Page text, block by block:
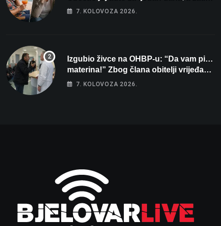
izmišljao opravdanja
7. KOLOVOZA 2026.
Izgubio živce na OHBP-u: “Da vam pi…
materina!” Zbog člana obitelji vrijeđao i
vikao na djelatnike
7. KOLOVOZA 2026.